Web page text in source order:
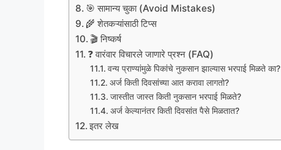
🎯 सामान्य चुका (Avoid Mistakes)
🌾 शेतकऱ्यांसाठी टिप्स
🎬 निष्कर्ष
❓ वारंवार विचारले जाणारे प्रश्न (FAQ)
वन्य प्राण्यांमुळे पिकांचे नुकसान झाल्यास भरपाई मिळते का?
अर्ज किती दिवसांच्या आत करावा लागतो?
जास्तीत जास्त किती नुकसान भरपाई मिळते?
अर्ज केल्यानंतर किती दिवसांत पैसे मिळतात?
इतर लेख